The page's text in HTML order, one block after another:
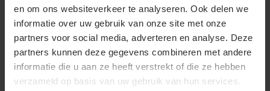
en om ons websiteverkeer te analyseren. Ook delen we
informatie over uw gebruik van onze site met onze
partners voor social media, adverteren en analyse. Deze
partners kunnen deze gegevens combineren met andere
informatie die u aan ze heeft verstrekt of die ze hebben
verzameld op basis van uw gebruik van hun services.
Vragen? Neem contact
op met onze
klantenservice